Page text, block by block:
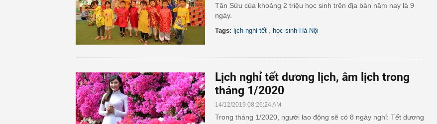
Tân Sửu của khoảng 2 triệu học sinh trên địa bàn năm nay là 9
ngày.
Tags: lịch nghỉ tết học sinh Hà Nội
Lịch nghỉ tết dương lịch, âm lịch trong
tháng 1/2020
14/12/2019 08:26:24 AM
Trong tháng 1/2020, người lao động sẽ có 8 ngày nghỉ: Tết dương